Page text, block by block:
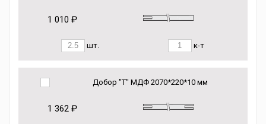
1 010 ₽
шт. к-т
Добор "Т" МДФ 2070*220*10 мм
1 362 ₽